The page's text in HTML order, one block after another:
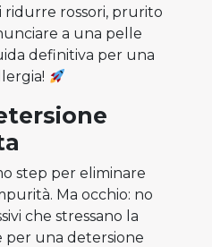
ridurre rossori, prurito
a una pelle
definitiva per una
step per eliminare
Ma occhio: no
che stressano la
per una detersione